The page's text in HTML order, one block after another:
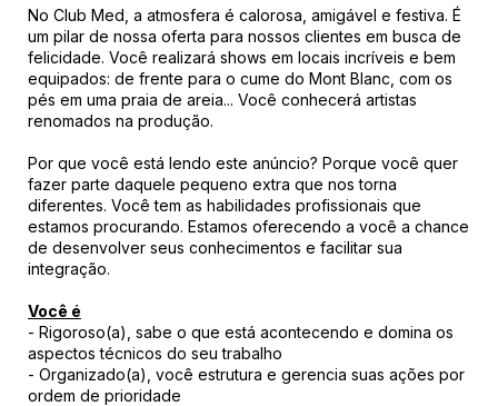
No Club Med, a atmosfera é calorosa, amigável e festiva. É
um pilar de nossa oferta para nossos clientes em busca de
felicidade. Você realizará shows em locais incríveis e bem
equipados: de frente para o cume do Mont Blanc, com os
pés em uma praia de areia... Você conhecerá artistas
renomados na produção.
Por que você está lendo este anúncio? Porque você quer
fazer parte daquele pequeno extra que nos torna
diferentes. Você tem as habilidades profissionais que
estamos procurando. Estamos oferecendo a você a chance
de desenvolver seus conhecimentos e facilitar sua
integração.
Você é
- Rigoroso(a), sabe o que está acontecendo e domina os
aspectos técnicos do seu trabalho
- Organizado(a), você estrutura e gerencia suas ações por
ordem de prioridade